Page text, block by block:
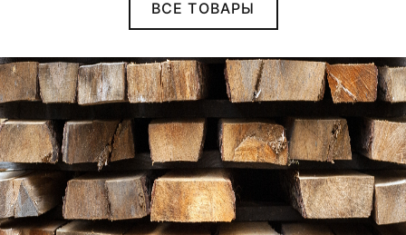
ВСЕ ТОВАРЫ